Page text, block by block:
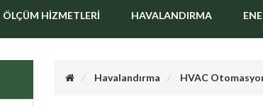
ÖLÇÜM HIZMETLERI HAVALANDIRMA
Havalandırma HVAC